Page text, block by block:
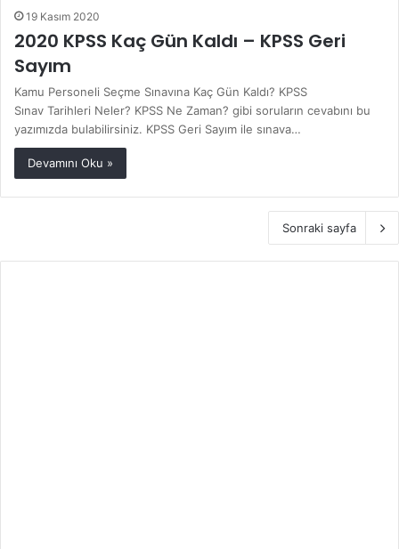
19 Kasım 2020
2020 KPSS Kaç Gün Kaldı – KPSS Geri
Sayım
Kamu Personeli Seçme Sınavına Kaç Gün Kaldı? KPSS
Sınav Tarihleri Neler? KPSS Ne Zaman? gibi soruların cevabını bu
yazımızda bulabilirsiniz. KPSS Geri Sayım ile sınava…
Devamını Oku »
Sonraki sayfa